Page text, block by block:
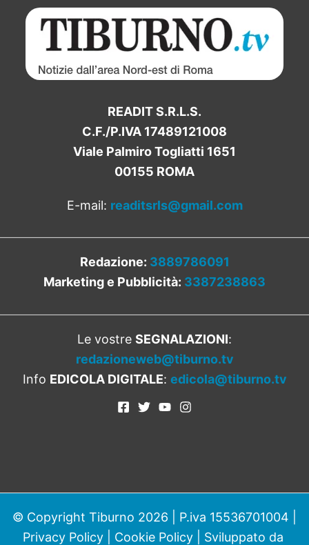
READIT S.R.L.S.
C.F./P.IVA 17489121008
Viale Palmiro Togliatti 1651
00155 ROMA
E-mail: readitsrls@gmail.com
Redazione: 3889786091
Marketing e Pubblicità: 3387238863
Le vostre SEGNALAZIONI:
redazioneweb@tiburno.tv
Info EDICOLA DIGITALE: edicola@tiburno.tv
© Copyright Tiburno 2026 | P.iva 15536701004 |
Privacy Policy| Cookie Policy| Sviluppato da